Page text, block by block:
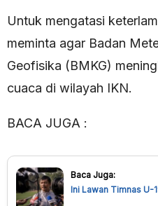
Untuk mengatasi
meminta agar Badan
Geofisika (BMKG)
cuaca di wilayah IKN.
BACA JUGA :
Baca Juga:
Ini Lawan Timnas U-